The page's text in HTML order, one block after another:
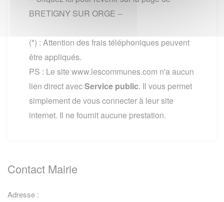
BRETIGNY SUR ORGE --
(*) : Attention des frais téléphoniques peuvent
être appliqués.
PS : Le site www.lescommunes.com n'a aucun
lien direct avecService public. Il vous permet
simplement de vous connecter à leur site
internet. Il ne fournit aucune prestation.
Contact Mairie
Adresse :